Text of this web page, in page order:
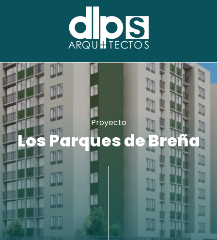
Proyecto
Los Parques de Breña